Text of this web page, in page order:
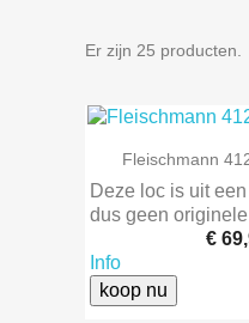
Er zijn 25 producten.
 Snel
Fleischmann
Deze loc is uit
dus geen
€
Info
koop nu